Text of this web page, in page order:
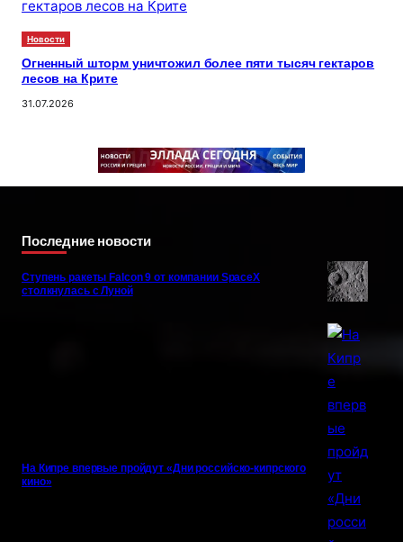
Новости
Огненный шторм уничтожил более пяти тысяч гектаров
лесов на Крите
31.07.2026
Последние новости
Ступень ракеты Falcon 9 от компании SpaceX
столкнулась с Луной
На Кипре впервые пройдут «Дни российско-кипрского
кино»